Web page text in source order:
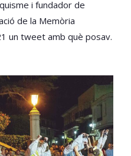
i fundador de
de la Memòria
un tweet amb què posav.